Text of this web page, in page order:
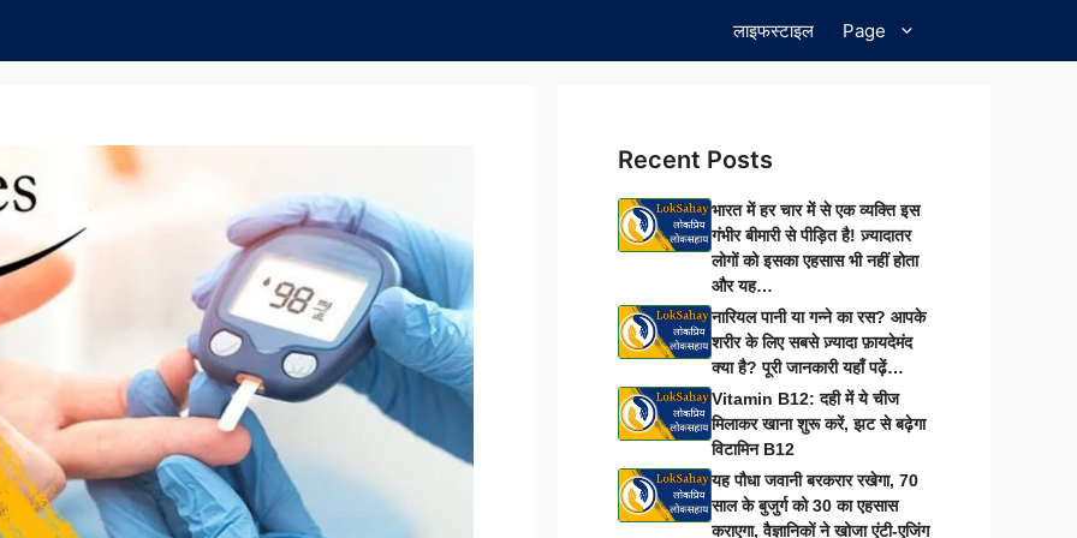
लाइफस्टाइल Page
Recent Posts
भारत में हर चार में से एक व्यक्ति इस
गंभीर बीमारी से पीड़ित है! ज़्यादातर
लोगों को इसका एहसास भी नहीं होता
और यह…
नारियल पानी या गन्ने का रस? आपके
शरीर के लिए सबसे ज़्यादा फ़ायदेमंद
क्या है? पूरी जानकारी यहाँ पढ़ें…
Vitamin B12: दही में ये चीज
मिलाकर खाना शुरू करें, झट से बढ़ेगा
विटामिन B12
यह पौधा जवानी बरकरार रखेगा, 70
साल के बुजुर्ग को 30 का एहसास
कराएगा, वैज्ञानिकों ने खोजा एंटी-एजिंग